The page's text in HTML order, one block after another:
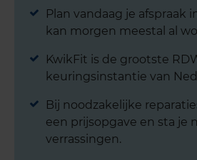
Plan vandaag je afspraak
kan morgen meestal al
KwikFit is de grootste
keuringsinstantie van
Bij noodzakelijke
een prijsopgave en sta je
verrassingen.